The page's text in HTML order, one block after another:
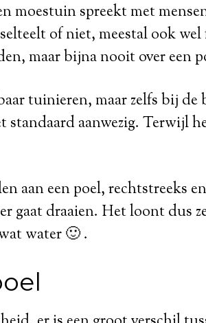
moestuin spreekt met
of niet, meestal ook
maar bijna nooit over een
tuinieren, maar zelfs bij
standaard aanwezig. Terwijl
aan een poel, rechtstreeks
gaat draaien. Het loont dus
water 🙂 .